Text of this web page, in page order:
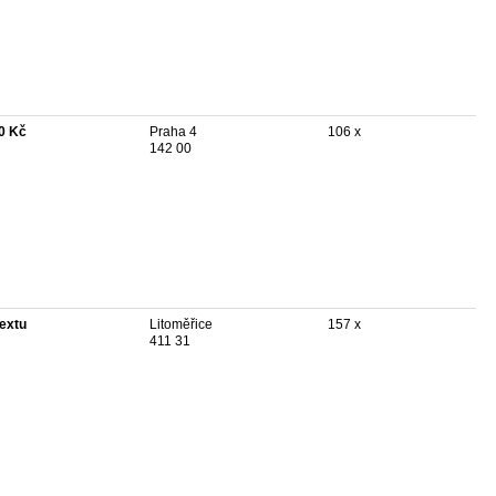
Kč
Praha 4
142 00
106 x
Litoměřice
411 31
157 x